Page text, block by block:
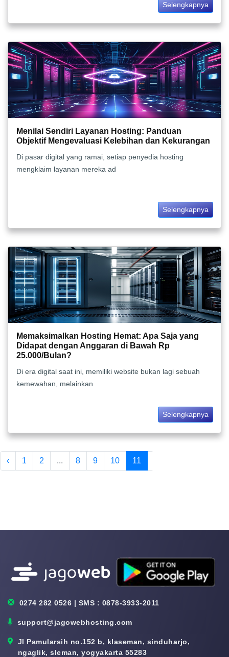
Selengkapnya
Menilai Sendiri Layanan Hosting: Panduan
Objektif Mengevaluasi Kelebihan dan Kekurangan
Di pasar digital yang ramai, setiap penyedia hosting
mengklaim layanan mereka ad
Selengkapnya
Memaksimalkan Hosting Hemat: Apa Saja yang
Didapat dengan Anggaran di Bawah Rp
25.000/Bulan?
Di era digital saat ini, memiliki website bukan lagi sebuah
kemewahan, melainkan
Selengkapnya
‹ 1 2 ... 8 9 10 11
0274 282 0526 | SMS : 0878-3933-2011
support@jagowebhosting.com
Jl Pamularsih no.152 b, klaseman, sinduharjo,
ngaglik, sleman, yogyakarta 55283